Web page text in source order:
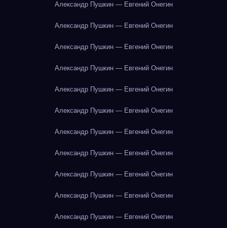
Александр Пушкин — Евгений Онегин
Александр Пушкин — Евгений Онегин
Александр Пушкин — Евгений Онегин
Александр Пушкин — Евгений Онегин
Александр Пушкин — Евгений Онегин
Александр Пушкин — Евгений Онегин
Александр Пушкин — Евгений Онегин
Александр Пушкин — Евгений Онегин
Александр Пушкин — Евгений Онегин
Александр Пушкин — Евгений Онегин
Александр Пушкин — Евгений Онегин